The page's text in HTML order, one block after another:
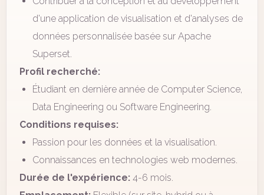
d'une application de visualisation et d'analyses de
données personnalisée basée sur Apache
Superset.
Profil recherché:
Étudiant en dernière année de Computer Science,
Data Engineering ou Software Engineering.
Conditions requises:
Passion pour les données et la visualisation.
Connaissances en technologies web modernes.
Durée de l'expérience: 4-6 mois.